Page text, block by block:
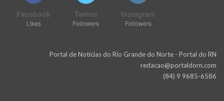
Facebook
Likes
Twitter
Followers
Instagram
Followers
Portal de Notícias do Rio Grande do Norte - Portal do RN
redacao@portaldorn.com
(84) 9 9685-6586